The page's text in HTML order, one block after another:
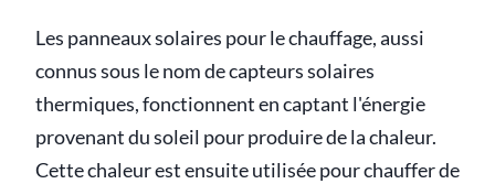
Les panneaux solaires pour le chauffage, aussi
connus sous le nom de capteurs solaires
thermiques, fonctionnent en captant l'énergie
provenant du soleil pour produire de la chaleur.
Cette chaleur est ensuite utilisée pour chauffer de